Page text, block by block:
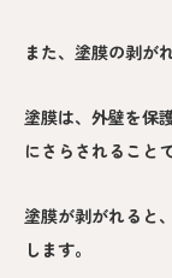
また、塗膜の剥が
塗膜は、外壁を保
にさらされること
塗膜が剥がれると
します。